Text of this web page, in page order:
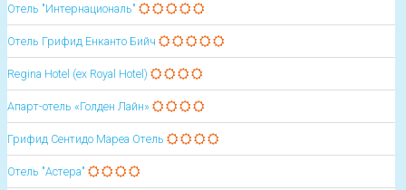
Отель "Интернациональ"
Отель Грифид Енканто Бийч
Regina Hotel (ex Royal Hotel)
Апарт-отель «Голден Лайн»
Грифид Сентидо Мареа Oтель
Отель "Астера"